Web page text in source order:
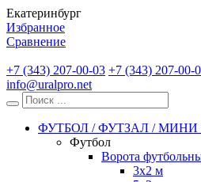
Екатеринбург
Избранное
Сравнение
+7 (343) 207-00-03 +7 (343) 207-00-
info@uralpro.net
ФУТБОЛ / ФУТЗАЛ / МИНИ
Футбол
Ворота
3х2 м